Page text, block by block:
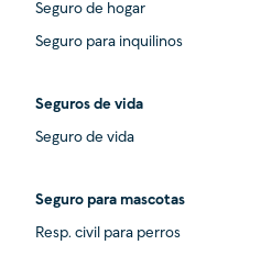
Seguro de hogar
Seguro para inquilinos
Seguros de vida
Seguro de vida
Seguro para mascotas
Resp. civil para perros